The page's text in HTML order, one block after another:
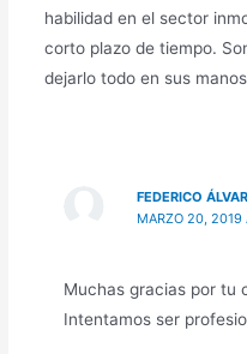
habilidad en el sector
corto plazo de tiempo.
dejarlo todo en sus
FEDERICO
MARZO 20, 2019
Muchas gracias por tu
Intentamos ser